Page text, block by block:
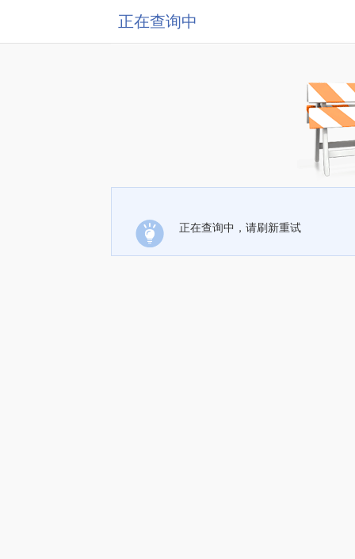
正在查询中
正在查询中，请刷新重试